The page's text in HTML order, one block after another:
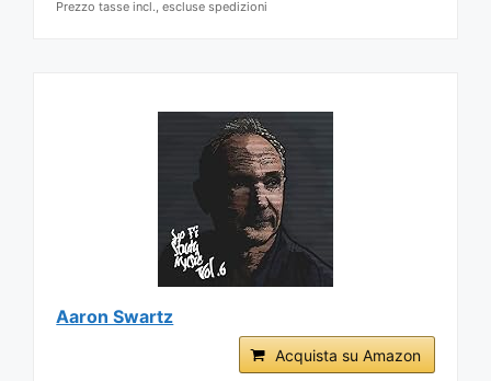
Prezzo tasse incl., escluse spedizioni
Aaron Swartz
Acquista su Amazon